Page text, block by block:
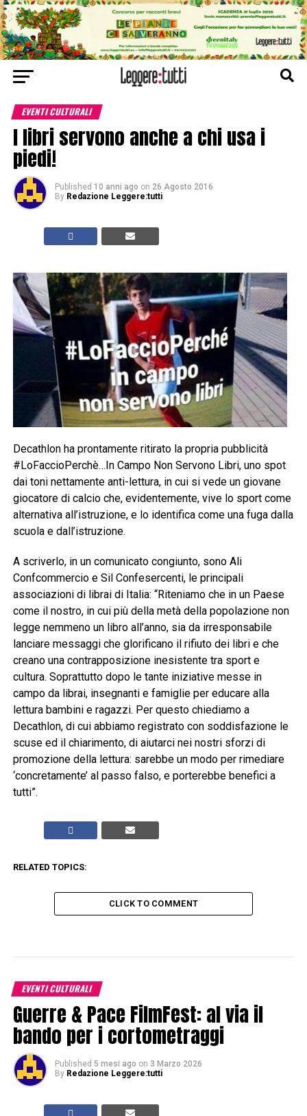
EVENTI CULTURALI
I libri servono anche a chi usa i
piedi!
Published 10 anni ago on 26 Agosto 2016
By Redazione Leggere:tutti
Decathlon ha prontamente ritirato la propria pubblicità
#LoFaccioPerchè…In Campo Non Servono Libri, uno spot
dai toni nettamente anti-lettura, in cui si vede un giovane
giocatore di calcio che, evidentemente, vive lo sport come
alternativa all’istruzione, e lo identifica come una fuga dalla
scuola e dall’istruzione.
A scriverlo, in un comunicato congiunto, sono Ali
Confcommercio e Sil Confesercenti, le principali
associazioni di librai di Italia: “Riteniamo che in un Paese
come il nostro, in cui più della metà della popolazione non
legge nemmeno un libro all’anno, sia da irresponsabile
lanciare messaggi che glorificano il rifiuto dei libri e che
creano una contrapposizione inesistente tra sport e
cultura. Soprattutto dopo le tante iniziative messe in
campo da librai, insegnanti e famiglie per educare alla
lettura bambini e ragazzi. Per questo chiediamo a
Decathlon, di cui abbiamo registrato con soddisfazione le
scuse ed il chiarimento, di aiutarci nei nostri sforzi di
promozione della lettura: sarebbe un modo per rimediare
‘concretamente’ al passo falso, e porterebbe benefici a
tutti”.
RELATED TOPICS:
CLICK TO COMMENT
EVENTI CULTURALI
Guerre & Pace FilmFest: al via il
bando per i cortometraggi
Published 5 mesi ago on 3 Marzo 2026
By Redazione Leggere:tutti